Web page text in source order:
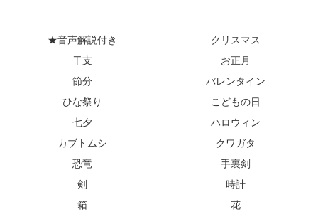
★音声解説付き
クリスマス
干支
お正月
節分
バレンタイン
ひな祭り
こどもの日
七夕
ハロウィン
カブトムシ
クワガタ
恐竜
手裏剣
剣
時計
箱
花